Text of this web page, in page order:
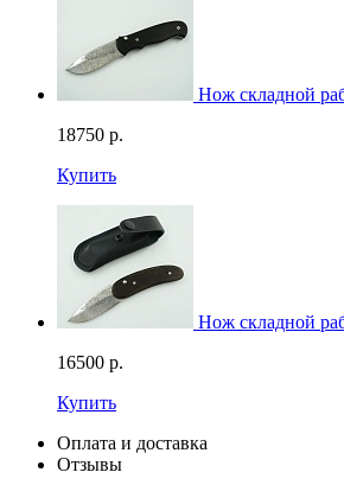
Нож складной
18750 р.
Купить
Нож складной
16500 р.
Купить
Оплата и доставка
Отзывы